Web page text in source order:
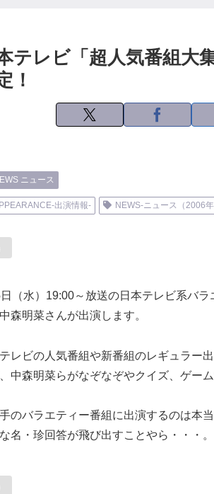
テレビ「超人気番組大
！
ニュース
出演情報- NEWS-ニュース（2006
（水）19:00～放送の日本テレビ系バラ
森明菜さんが出演します。
レビの人気番組や新番組のレギュラー
中森明菜らがなぞなぞやクイズ、ゲーム
のバラエティー番組に出演するのは本
名・珍回答が飛び出すことやら・・・。